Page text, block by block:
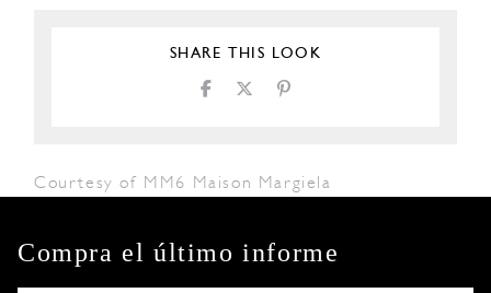
SHARE THIS LOOK
Courtesy of MM6 Maison Margiela
Compra el último informe